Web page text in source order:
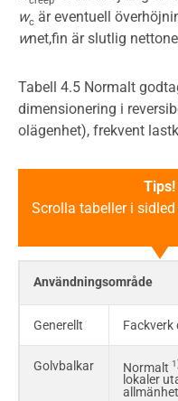
wc är eventuell
wnet,fin är slutlig
Tabell 4.5 Normalt
dimensionering i
olägenhet), frekvent
Tips!
Scrolla tabeller i
Användningsområde
Generellt
Golvbalkar Normalt
lokaler